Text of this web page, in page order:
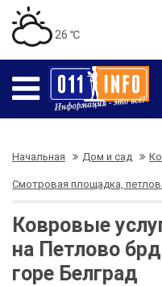
26 ℃
Начальная Дом и сад
Смотровая площадка,
Ковровые
на Петлово
горе Белград